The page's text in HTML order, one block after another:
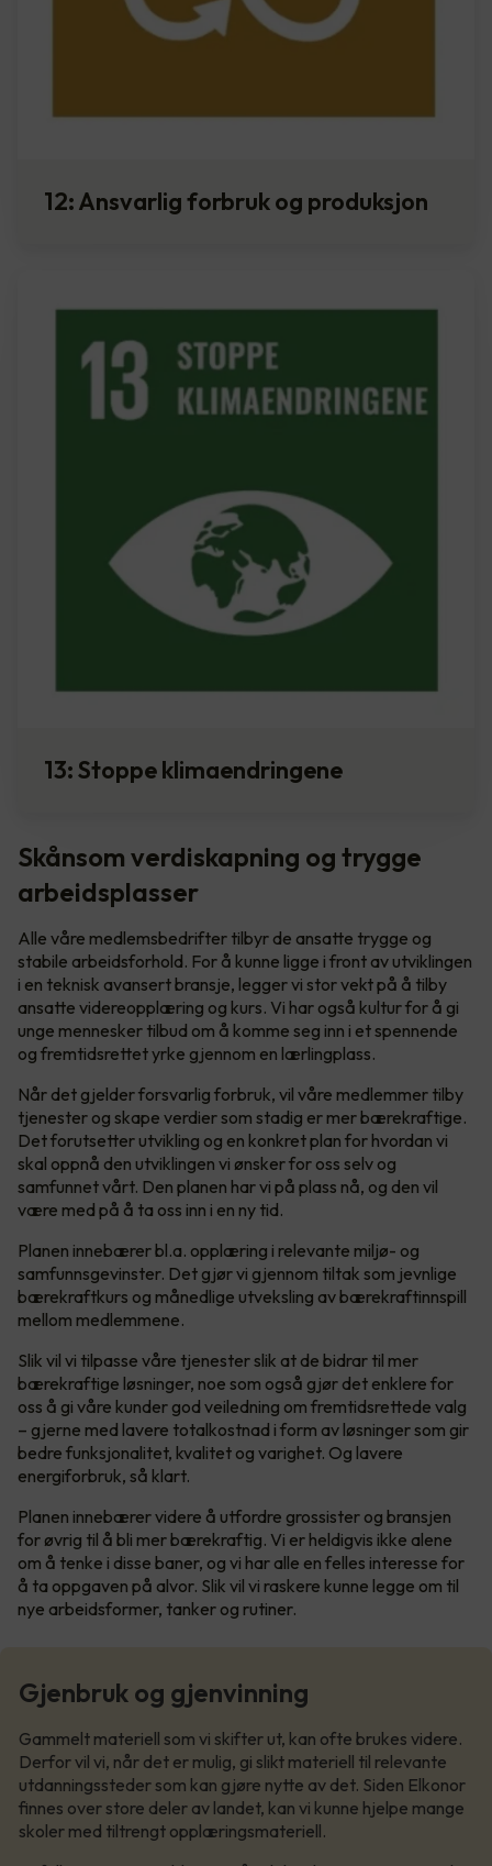
12: Ansvarlig forbruk og produksjon
13: Stoppe klimaendringene
Skånsom verdiskapning og trygge
arbeidsplasser
Alle våre medlemsbedrifter tilbyr de ansatte trygge og
stabile arbeidsforhold. For å kunne ligge i front av utviklingen
i en teknisk avansert bransje, legger vi stor vekt på å tilby
ansatte videreopplæring og kurs. Vi har også kultur for å gi
unge mennesker tilbud om å komme seg inn i et spennende
og fremtidsrettet yrke gjennom en lærlingplass.
Når det gjelder forsvarlig forbruk, vil våre medlemmer tilby
tjenester og skape verdier som stadig er mer bærekraftige.
Det forutsetter utvikling og en konkret plan for hvordan vi
skal oppnå den utviklingen vi ønsker for oss selv og
samfunnet vårt. Den planen har vi på plass nå, og den vil
være med på å ta oss inn i en ny tid.
Planen innebærer bl.a. opplæring i relevante miljø- og
samfunnsgevinster. Det gjør vi gjennom tiltak som jevnlige
bærekraftkurs og månedlige utveksling av bærekraftinnspill
mellom medlemmene.
Slik vil vi tilpasse våre tjenester slik at de bidrar til mer
bærekraftige løsninger, noe som også gjør det enklere for
oss å gi våre kunder god veiledning om fremtidsrettede valg
– gjerne med lavere totalkostnad i form av løsninger som gir
bedre funksjonalitet, kvalitet og varighet. Og lavere
energiforbruk, så klart.
Planen innebærer videre å utfordre grossister og bransjen
for øvrig til å bli mer bærekraftig. Vi er heldigvis ikke alene
om å tenke i disse baner, og vi har alle en felles interesse for
å ta oppgaven på alvor. Slik vil vi raskere kunne legge om til
nye arbeidsformer, tanker og rutiner.
Gjenbruk og gjenvinning
Gammelt materiell som vi skifter ut, kan ofte brukes videre.
Derfor vil vi, når det er mulig, gi slikt materiell til relevante
utdanningssteder som kan gjøre nytte av det. Siden Elkonor
finnes over store deler av landet, kan vi kunne hjelpe mange
skoler med tiltrengt opplæringsmateriell.